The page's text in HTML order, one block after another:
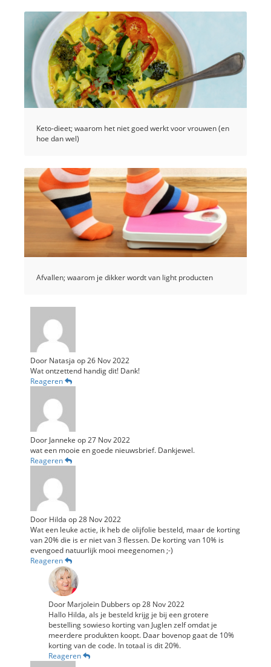
Keto-dieet; waarom het niet goed werkt voor vrouwen (en
hoe dan wel)
Afvallen; waarom je dikker wordt van light producten
Door Natasja op26 Nov 2022
Wat ontzettend handig dit! Dank!
Reageren
Door Janneke op27 Nov 2022
wat een mooie en goede nieuwsbrief. Dankjewel.
Reageren
Door Hilda op28 Nov 2022
Wat een leuke actie, ik heb de olijfolie besteld, maar de korting
van 20% die is er niet van 3 flessen. De korting van 10% is
evengoed natuurlijk mooi meegenomen ;-)
Reageren
Door Marjolein Dubbers op28 Nov 2022
Hallo Hilda, als je besteld krijg je bij een grotere
bestelling sowieso korting van Juglen zelf omdat je
meerdere produkten koopt. Daar bovenop gaat de 10%
korting van de code. In totaal is dit 20%.
Reageren